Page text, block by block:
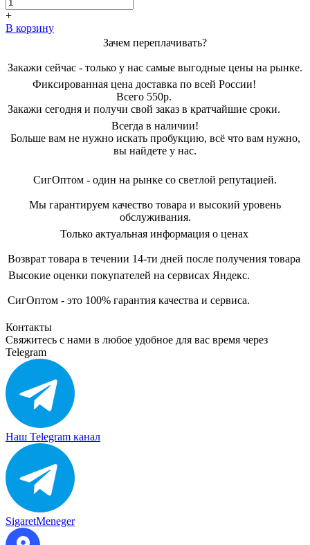
1150,00 ₽.
+
В корзину
Зачем переплачивать?
Закажи сейчас - только у нас самые выгодные цены на рынке.
Фиксированная цена доставка по всей России!
Всего 550р.
Закажи сегодня и получи свой заказ в кратчайшие сроки.
Всегда в наличии!
Больше вам не нужно искать пробукцию, всё что вам нужно,
вы найдете у нас.
СигОптом - один на рынке со светлой репутацией.
Мы гарантируем качество товара и высокий уровень
обслуживания.
Только актуальная информация о ценах
Возврат товара в течении 14-ти дней после получения товара
Высокие оценки покупателей на сервисах Яндекс.
СигОптом - это 100% гарантия качества и сервиса.
Контакты
Свяжитесь с нами в любое удобное для вас время через
Telegram
Наш Telegram канал
SigaretMeneger